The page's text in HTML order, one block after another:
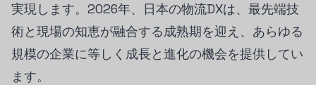
実現します。2026年、日本の物流DXは、最先端技
術と現場の知恵が融合する成熟期を迎え、あらゆる
規模の企業に等しく成長と進化の機会を提供してい
ます。